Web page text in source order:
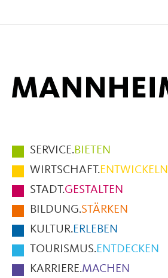
Hauptmenüpunkte
im
Fußbereich
der
Seite
SERVICE.BIETEN
WIRTSCHAFT.ENTWICKELN
STADT.GESTALTEN
BILDUNG.STÄRKEN
KULTUR.ERLEBEN
TOURISMUS.ENTDECKEN
KARRIERE.MACHEN